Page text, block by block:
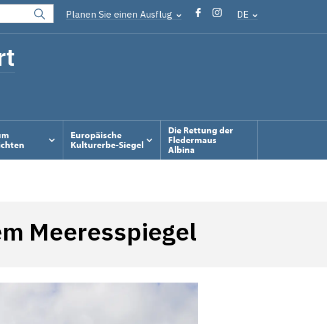
Planen Sie einen Ausflug DE
Europäische
Kulturerbe-Siegel
Die Rettung der
Fledermaus
Albina
Meeresspiegel